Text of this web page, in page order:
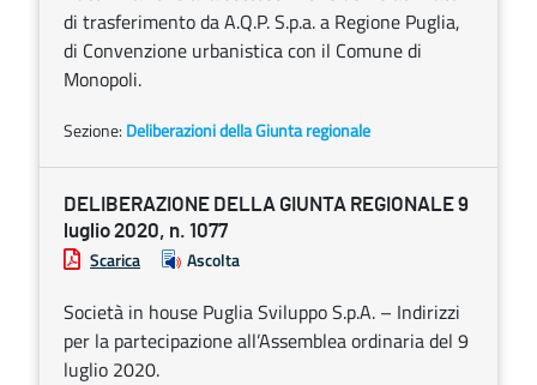
di trasferimento da A.Q.P. S.p.a. a Regione Puglia,
di Convenzione urbanistica con il Comune di
Monopoli.
Sezione: Deliberazioni della Giunta regionale
DELIBERAZIONE DELLA GIUNTA REGIONALE 9
luglio 2020, n. 1077
Scarica Ascolta
Società in house Puglia Sviluppo S.p.A. – Indirizzi
per la partecipazione all’Assemblea ordinaria del 9
luglio 2020.